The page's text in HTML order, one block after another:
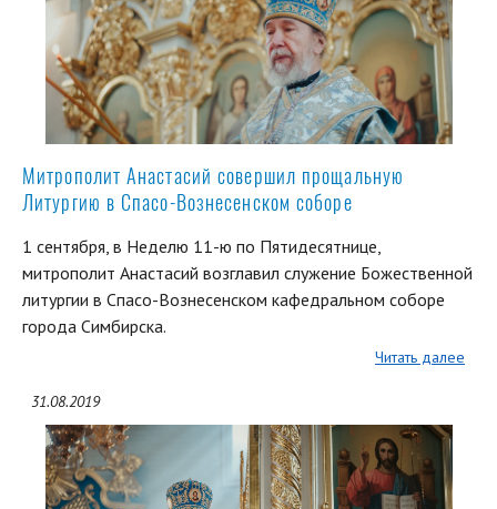
Митрополит Анастасий совершил прощальную
Литургию в Спасо-Вознесенском соборе
1 сентября, в Неделю 11-ю по Пятидесятнице,
митрополит Анастасий возглавил служение Божественной
литургии в Спасо-Вознесенском кафедральном соборе
города Симбирска.
Читать далее
31.08.2019